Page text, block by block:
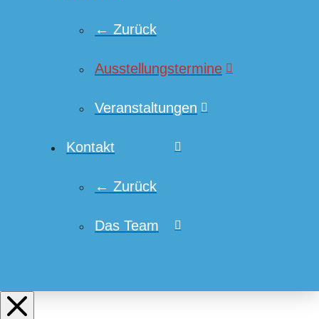
← Zurück
Ausstellungstermine
Veranstaltungen
Kontakt
← Zurück
Das Team